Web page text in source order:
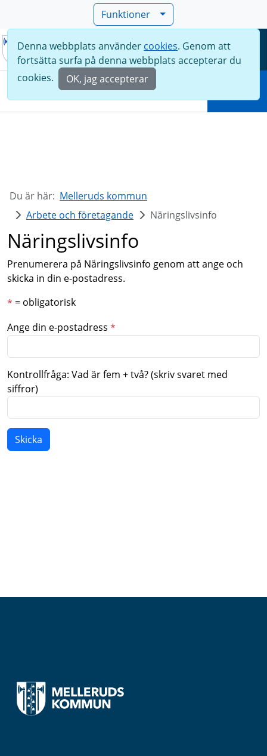
Funktioner
Meny
Denna webbplats använder cookies. Genom att
fortsätta surfa på denna webbplats accepterar du
cookies.
OK, jag accepterar
Du är här: Melleruds kommun
Arbete och företagande
Näringslivsinfo
Näringslivsinfo
Prenumerera på Näringslivsinfo genom att ange och
skicka in din e-postadress.
* = obligatorisk
Ange din e-postadress *
Kontrollfråga: Vad är fem + två? (skriv svaret med
siffror)